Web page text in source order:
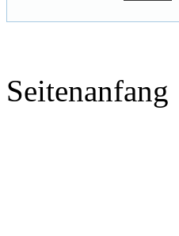
Seitenanfang